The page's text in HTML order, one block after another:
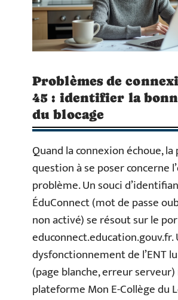
Problèmes de
45 : identifier la
du blocage
Quand la connexion échoue,
question à se poser concerne
problème. Un souci
ÉduConnect (mot de passe
non activé) se résout sur le
educonnect.education.gouv.fr.
dysfonctionnement de l’ENT
(page blanche, erreur
plateforme Mon E-Collège du